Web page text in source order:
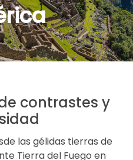
contrastes y
las gélidas tierras de
Tierra del Fuego en